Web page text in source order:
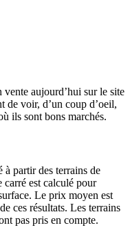
vente aujourd’hui sur le site
de voir, d’un coup d’oeil,
ils sont bons marchés.
partir des terrains de
carré est calculé pour
Le prix moyen est
ces résultats. Les terrains
pas pris en compte.